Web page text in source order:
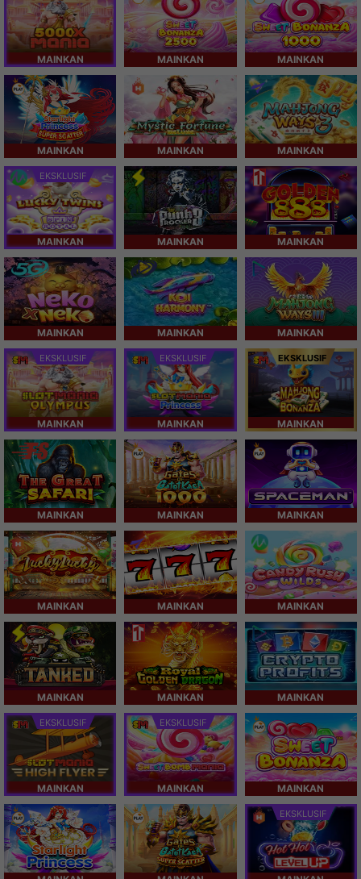
MAINKAN MAINKAN MAINKAN
MAINKAN MAINKAN MAINKAN
EKSKLUSIF
MAINKAN MAINKAN MAINKAN
MAINKAN MAINKAN MAINKAN
EKSKLUSIF
MAINKAN
EKSKLUSIF
MAINKAN
EKSKLUSIF
MAINKAN
MAINKAN MAINKAN MAINKAN
MAINKAN MAINKAN MAINKAN
MAINKAN MAINKAN MAINKAN
EKSKLUSIF
MAINKAN
EKSKLUSIF
MAINKAN MAINKAN
EKSKLUSIF